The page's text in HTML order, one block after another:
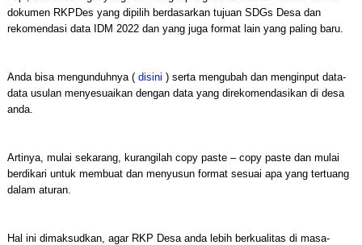
dokumen RKPDes yang dipilih berdasarkan tujuan SDGs Desa dan
rekomendasi data IDM 2022 dan yang juga format lain yang paling baru.
Anda bisa mengunduhnya ( disini ) serta mengubah dan menginput data-
data usulan menyesuaikan dengan data yang direkomendasikan di desa
anda.
Artinya, mulai sekarang, kurangilah copy paste – copy paste dan mulai
berdikari untuk membuat dan menyusun format sesuai apa yang tertuang
dalam aturan.
Hal ini dimaksudkan, agar RKP Desa anda lebih berkualitas di masa-